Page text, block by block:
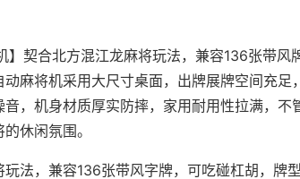
】契合北方混江龙麻将玩法，兼容136张带风
麻将机采用大尺寸桌面，出牌展牌空间充足
，机身材质厚实防摔，家用耐用性拉满，不
休闲氛围。
法，兼容136张带风字牌，可吃碰杠胡，牌